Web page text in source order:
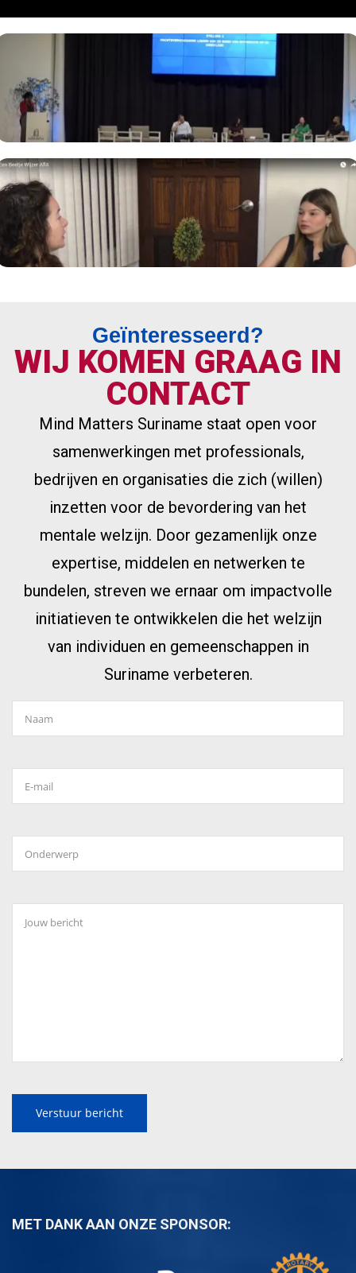
Geïnteresseerd?
WIJ KOMEN GRAAG IN
CONTACT
Mind Matters Suriname staat open voor
samenwerkingen met professionals,
bedrijven en organisaties die zich (willen)
inzetten voor de bevordering van het
mentale welzijn. Door gezamenlijk onze
expertise, middelen en netwerken te
bundelen, streven we ernaar om impactvolle
initiatieven te ontwikkelen die het welzijn
van individuen en gemeenschappen in
Suriname verbeteren.
MET DANK AAN ONZE SPONSOR: